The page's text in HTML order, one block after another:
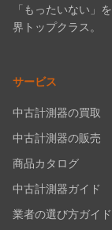
「もったいない」
界トップクラス。
サービス
中古計測器の買取
中古計測器の販売
商品カタログ
中古計測器ガイド
業者の選び方ガイド